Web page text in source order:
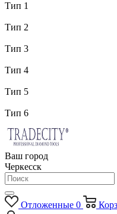
Тип 1
Тип 2
Тип 3
Тип 4
Тип 5
Тип 6
Ваш город
Черкесск
Отложенные 0